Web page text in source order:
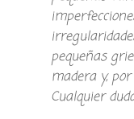
pequeñas
madera y,
Cualquier